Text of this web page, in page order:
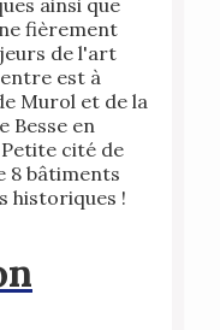
fièrement
de l'art
est à
Murol et de la
Besse en
Petite cité de
8 bâtiments
historiques !